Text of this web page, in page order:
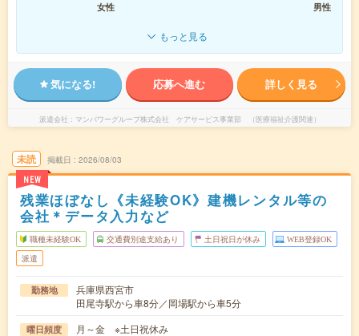
女性
男性
もっと見る
気になる! 応募へ進む 詳しく見る
派遣会社 マンパワーグループ株式会社 ケアサービス事業部 （医療福祉介護関連）
未読
NEW
掲載日 2026/08/03
残業ほぼなし《未経験OK》建機レンタル等の
会社＊データ入力など
職種未経験OK 交通費別途支給あり 土日祝日が休み WEB登録OK
派遣
勤務地
兵庫県西宮市
田尾寺駅から車8分／岡場駅から車5分
曜日頻度 月～金 ※土日祝休み